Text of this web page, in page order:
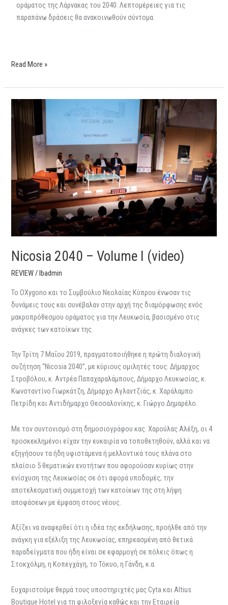
οράματος της Λάρνακας του 2040. Λεπτομέρειες για τις
παραπάνω δράσεις θα ανακοινωθούν σύντομα.
Read More »
Nicosia 2040 – Volume I (video)
REVIEW/lbadmin
Το OXygono και το Συμβούλιο Νεολαίας Κύπρου ένωσαν τις
δυνάμεις τους και συνέβαλαν στην αρχή της διαμόρφωσης ενός
μακροπρόθεσμου οράματος για την Λευκωσία, βασισμένο στις
ανάγκες των κατοίκων της.
Την Τρίτη 7 Μαΐου 2019, πραγματοποιήθηκε η πρώτη διαλογική
συζήτηση “Nicosia 2040”, με κύριους ομιλητές τους: Δήμαρχος
Στροβόλου, κ. Αντρέα Παπαχαραλάμπους, Δήμαρχο Λευκωσίας, κ.
Κωνσταντίνο Γιωρκάτζη, Δήμαρχο Αγλαντζιάς, κ. Χαράλαμπο
Πετρίδη και Αντιδήμαρχο Θεσσαλονίκης, κ. Γιώργο Δημαρέλο.
Με τον συντονισμό στη δημοσιογράφου κας. Χαρούλας Αλέξη, οι 4
προσκεκλημένοι είχαν την ευκαιρία να τοποθετηθούν, αλλά και να
εξηγήσουν τα ήδη υφιστάμενα ή μελλοντικά τους πλάνα στο
πλαίσιο 5 θεματικών ενοτήτων που αφορούσαν κυρίως στην
ενίσχυση της Λευκωσίας σε ότι αφορά υποδομές, την
αποτελεσματική συμμετοχή των κατοίκων της στη λήψη
αποφάσεων με έμφαση στους νέους.
Αξίζει να αναφερθεί ότι η ιδέα της εκδήλωσης, προήλθε από την
ανάγκη για εξέλιξη της Λευκωσίας, επηρεασμένη από θετικά
παραδείγματα που ήδη είναι σε εφαρμογή σε πόλεις όπως η
Στοκχόλμη, η Κοπεγχάγη, το Τόκυο, η Γάνδη, κ.α.
Ευχαριστούμε θερμά τους υποστηριχτές μας Cyta και Altius
Boutique Hotel για τη φιλοξενία καθώς και την Εταιρεία
Nicosia
2040
Volume
I
(video)